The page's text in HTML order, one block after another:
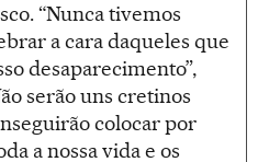
“Nunca tivemos
a cara daqueles que
desaparecimento”,
serão uns cretinos
colocar por
a nossa vida e os